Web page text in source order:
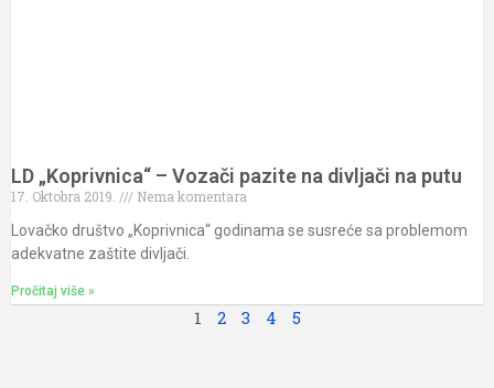
LD „Koprivnica“ – Vozači pazite na divljači na putu
17. Oktobra 2019.
Nema komentara
Lovačko društvo „Koprivnica“ godinama se susreće sa problemom
adekvatne zaštite divljači.
Pročitaj više »
1 2 3 4 5